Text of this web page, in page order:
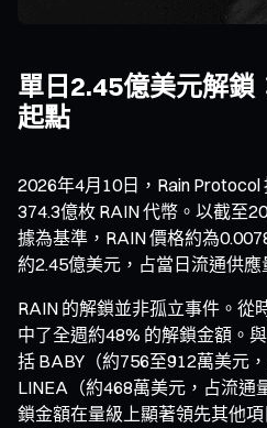
單日2.45億美元解鎖
起點
2026年4月10日，Rain
374.3億枚 RAIN 代幣。以截至
據為基準，RAIN 價格約為
約2.45億美元，占當日流通供應
RAIN 的解鎖並非孤立事件。從
中了全週約48% 的解鎖金額。
括 BABY（約756至912萬美元
LINEA（約468萬美元，占流通
鎖金額在量級上顯著領先其他項